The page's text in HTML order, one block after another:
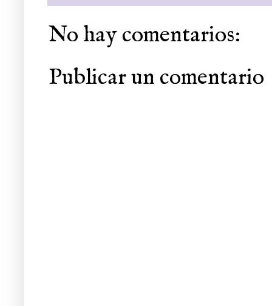
No hay comentarios:
Publicar un comentario